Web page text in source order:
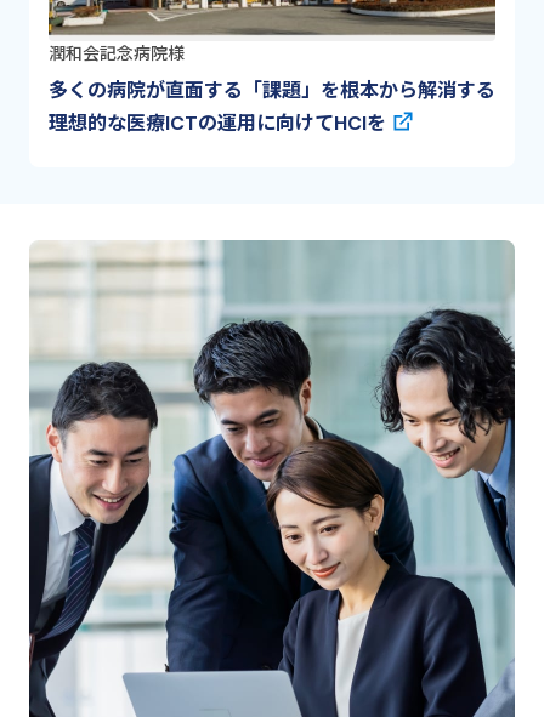
潤和会記念病院様
多くの病院が直面する「課題」を根本から解消する
理想的な医療ICTの運用に向けてHCIを